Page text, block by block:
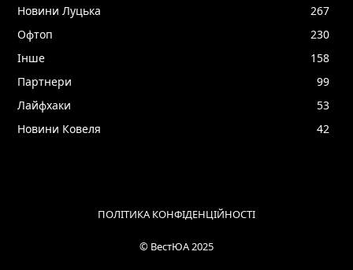
Новини Луцька
267
Офтоп
230
Інше
158
Партнери
99
Лайфхаки
53
Новини Ковеля
42
ПОЛІТИКА КОНФІДЕНЦІЙНОСТІ
© ВестЮА 2025